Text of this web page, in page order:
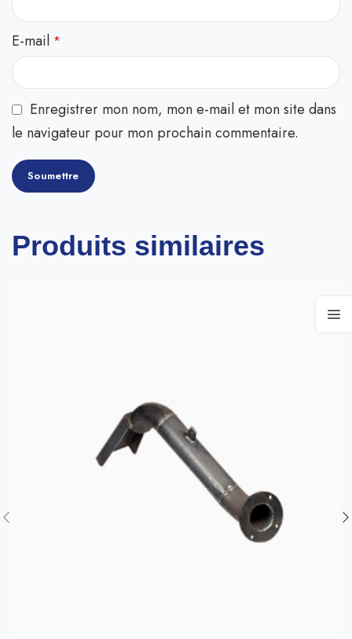
E-mail *
Enregistrer mon nom, mon e-mail et mon site dans
le navigateur pour mon prochain commentaire.
Produits similaires